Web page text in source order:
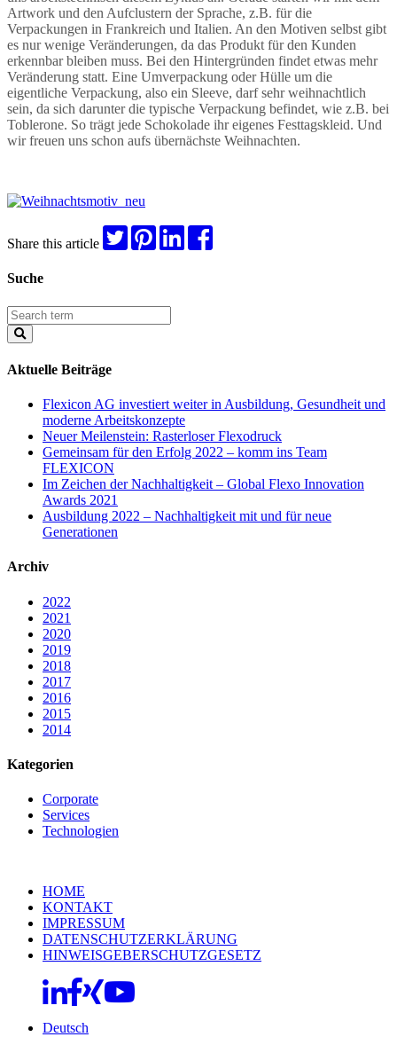
Artwork und den Aufclustern der Sprache, z.B. für die
Verpackungen in Frankreich und Italien. An den Motiven selbst gibt
es nur wenige Veränderungen, da das Produkt für den Kunden
erkennbar bleiben muss. Bei den Hintergründen findet etwas mehr
Veränderung statt. Eine Umverpackung oder Hülle um die
eigentliche Verpackung, also ein Sleeve, darf sehr weihnachtlich
sein, da sich darunter die typische Verpackung befindet, wie z.B. bei
Toblerone. So trägt jede Schokolade ihr eigenes Festtagskleid. Und
wir freuen uns schon aufs übernächste Weihnachten.
Share this article
Suche
Aktuelle Beiträge
Flexicon AG investiert weiter in Ausbildung, Gesundheit und
moderne Arbeitskonzepte
Neuer Meilenstein: Rasterloser Flexodruck
Gemeinsam für den Erfolg 2022 – komm ins Team
FLEXICON
Im Zeichen der Nachhaltigkeit – Global Flexo Innovation
Awards 2021
Ausbildung 2022 – Nachhaltigkeit mit und für neue
Generationen
Archiv
2022
2021
2020
2019
2018
2017
2016
2015
2014
Kategorien
Corporate
Services
Technologien
HOME
KONTAKT
IMPRESSUM
DATENSCHUTZERKLÄRUNG
HINWEISGEBERSCHUTZGESETZ
Deutsch